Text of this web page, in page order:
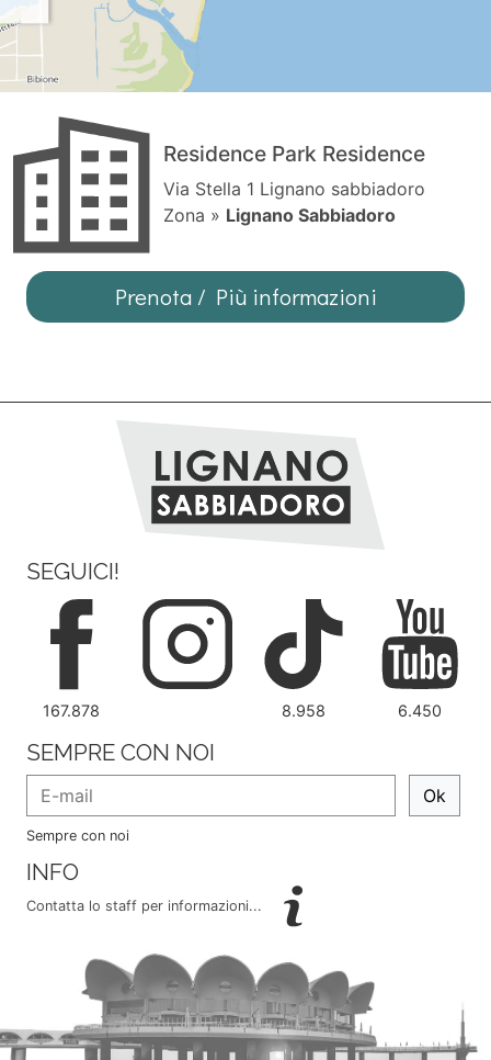
Residence Park Residence
Via Stella 1 Lignano sabbiadoro
Zona » Lignano Sabbiadoro
Prenota / Più informazioni
SEGUICI!
167.878 8.958 6.450
SEMPRE CON NOI
Ok
Sempre con noi
INFO
Contatta lo staff per informazioni...